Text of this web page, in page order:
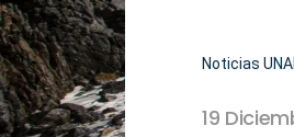
Noticias
19